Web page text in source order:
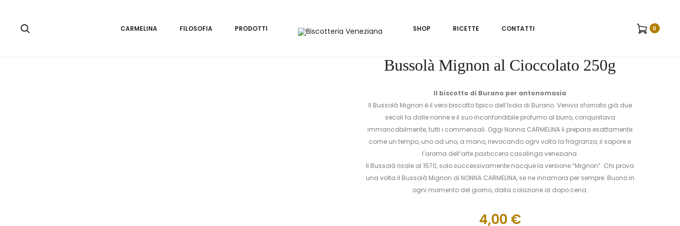
CARMELINA FILOSOFIA PRODOTTI SHOP RICETTE CONTATTI 0
MIGNON
MIGNON
Bussolà Mignon al Cioccolato 250g
Il biscotto di Burano per antonomasia
Il Bussolà Mignon è il vero biscotto tipico dell’Isola di Burano. Veniva sfornato già due
secoli fa dalle nonne e il suo inconfondibile profumo al burro, conquistava
immancabilmente, tutti i commensali. Oggi Nonna CARMELINA li prepara esattamente
come un tempo, uno ad uno, a mano, rievocando ogni volta la fragranza, il sapore e
l’aroma dell’arte pasticcera casalinga veneziana.
Il Bussolà risale al 1570, solo successivamente nacque la versione “Mignon”. Chi prova
una volta il Bussolà Mignon di NONNA CARMELINA, se ne innamora per sempre. Buono in
ogni momento del giorno, dalla colazione al dopo cena.
4,00 €